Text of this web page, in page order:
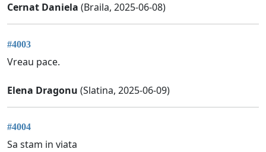
Cernat Daniela (Braila, 2025-06-08)
#4003
Vreau pace.
Elena Dragonu (Slatina, 2025-06-09)
#4004
Sa stam in viata